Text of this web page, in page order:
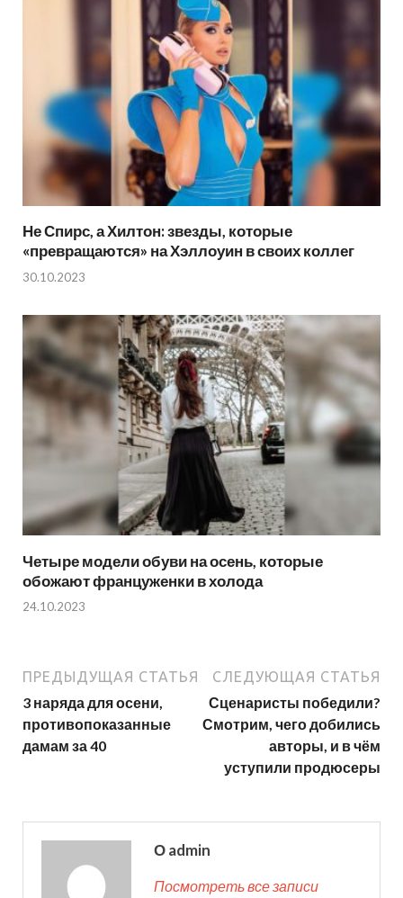
Не Спирс, а Хилтон: звезды, которые
«превращаются» на Хэллоуин в своих коллег
30.10.2023
Четыре модели обуви на осень, которые
обожают француженки в холода
24.10.2023
ПРЕДЫДУЩАЯ СТАТЬЯ
3 наряда для осени,
противопоказанные
дамам за 40
СЛЕДУЮЩАЯ СТАТЬЯ
Сценаристы победили?
Смотрим, чего добились
авторы, и в чём
уступили продюсеры
О admin
Посмотреть все записи